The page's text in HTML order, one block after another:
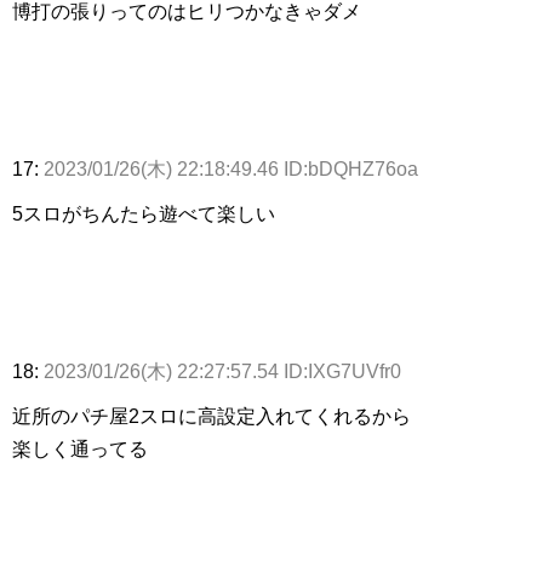
博打の張りってのはヒリつかなきゃダメ
17: 2023/01/26(木) 22:18:49.46 ID:bDQHZ76oa
5スロがちんたら遊べて楽しい
18: 2023/01/26(木) 22:27:57.54 ID:IXG7UVfr0
近所のパチ屋2スロに高設定入れてくれるから
楽しく通ってる